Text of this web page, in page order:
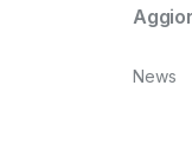
News